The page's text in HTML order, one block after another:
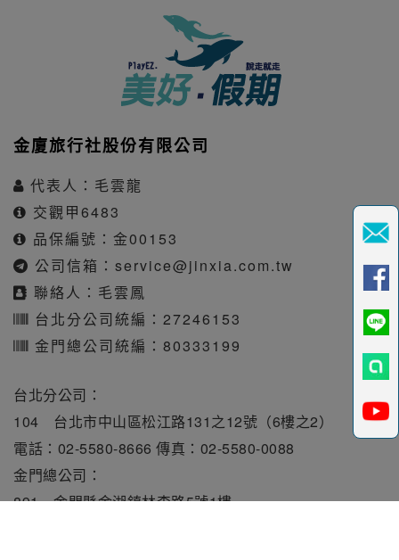
金廈旅行社股份有限公司
代表人：毛雲龍
交觀甲6483
品保編號：金00153
公司信箱： service@jinxia.com.tw
聯絡人：毛雲鳳
台北分公司統編：27246153
金門總公司統編：80333199
台北分公司：
104 台北市中山區松江路131之12號（6樓之2）
電話：02-5580-8666 傳真：02-5580-0088
金門總公司：
891 金門縣金湖鎮林森路5號1樓